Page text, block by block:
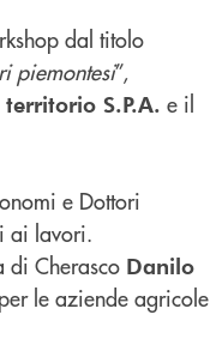
dal titolo
piemontesi”,
S.P.A. e il
e Dottori
ai lavori.
di Cherasco Danilo
le aziende agricole